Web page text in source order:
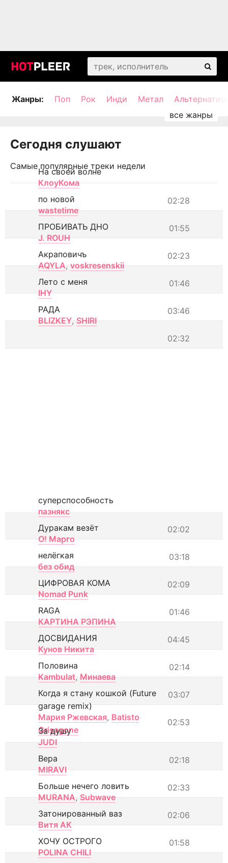
Жанры: Поп Рок Инди Метал
Сегодня слушают
Самые популярные треки недели
На своей волне
КлоуКома
02:28
по новой
wastetime
01:55
ПРОБИВАТЬ ДНО
J. ROUH
02:23
Акраповичъ
AQYLA, voskresenskii
01:46
Лето с меня
IHY
03:46
РАДА
BLIZKEY, SHIRI
02:32
суперспособность
пазнякс
02:02
Дуракам везёт
О! Марго
03:18
нелёгкая
без обид
02:09
ЦИФРОВАЯ КОМА
Nomad Punk
01:46
RAGA
КАРТИНА РЭПИНА
04:45
ДОСВИДАНИЯ
Кунов Никита
02:14
Половина
Kambulat, Минаева
03:07
Когда я стану кошкой (Future
garage remix)
Мария Ржевская, Batisto
Grisagone
02:53
За душу
JUDI
02:18
Вера
MIRAVI
02:33
Больше нечего ловить
MURANA, Subwave
02:06
Затонированный ваз
Витя АК
01:58
ХОЧУ ОСТРОГО
POLINA CHILI